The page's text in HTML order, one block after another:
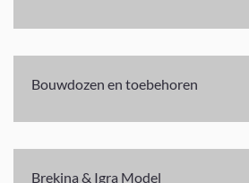
Bouwdozen en toebehoren
Brekina & Igra Model